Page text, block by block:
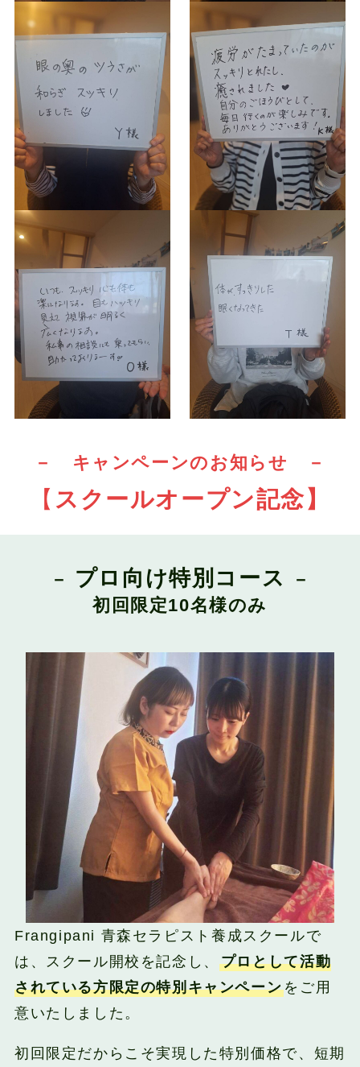
－ キャンペーンのお知らせ －
【 スクールオープン記念】
－ プロ向け特別コース
－
初回限定10名様のみ
Frangipani 青森セラピスト養成スクールで
は、スクール開校を記念し、 プロとして活動
されている方限定の特別キャンペーンをご用
意いたしました。
初回限定だからこそ実現した特別価格で、短期